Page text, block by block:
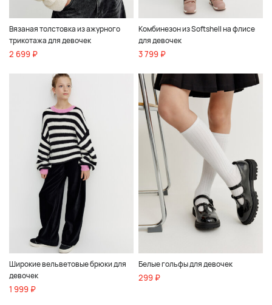
Вязаная толстовка из ажурного
трикотажа для девочек
2 699 ₽
Комбинезон из Softshell на флисе
для девочек
3 799 ₽
Широкие вельветовые брюки для
девочек
1 999 ₽
Белые гольфы для девочек
299 ₽